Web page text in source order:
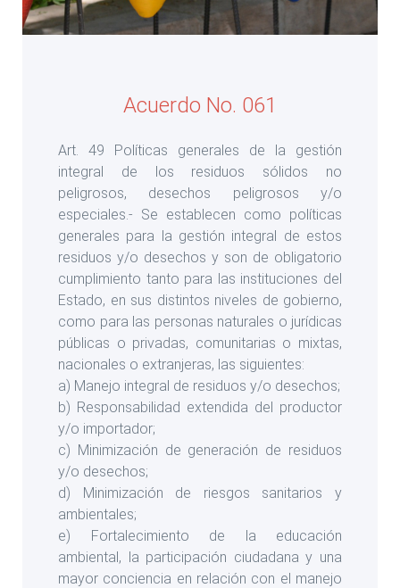
Acuerdo No. 061
Art. 49 Políticas generales de la gestión
integral de los residuos sólidos no
peligrosos, desechos peligrosos y/o
especiales.- Se establecen como políticas
generales para la gestión integral de estos
residuos y/o desechos y son de obligatorio
cumplimiento tanto para las instituciones del
Estado, en sus distintos niveles de gobierno,
como para las personas naturales o jurídicas
públicas o privadas, comunitarias o mixtas,
nacionales o extranjeras, las siguientes:
a) Manejo integral de residuos y/o desechos;
b) Responsabilidad extendida del productor
y/o importador;
c) Minimización de generación de residuos
y/o desechos;
d) Minimización de riesgos sanitarios y
ambientales;
e) Fortalecimiento de la educación
ambiental, la participación ciudadana y una
mayor conciencia en relación con el manejo